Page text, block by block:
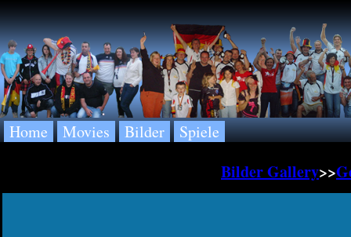
Home Movies Bilder Spiele
Bilder Gallery>>